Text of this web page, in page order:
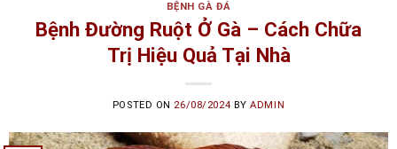
BỆNH GÀ ĐÁ
Bệnh Đường Ruột Ở Gà – Cách Chữa
Trị Hiệu Quả Tại Nhà
POSTED ON 26/08/2024 BYADMIN